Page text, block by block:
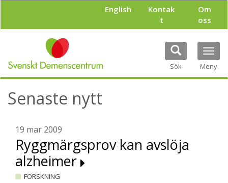
l
English
Kontak
t
Om
oss
Sök Meny
Senaste nytt
19 mar 2009
Ryggmärgsprov kan avslöja
alzheimer
FORSKNING